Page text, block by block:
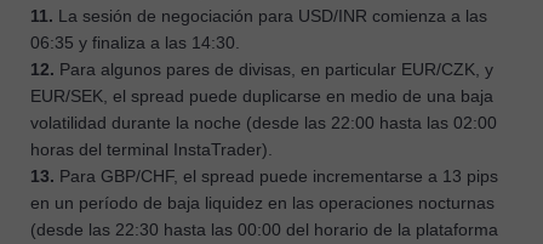
11. La sesión de negociación para USD/INR comienza a las
06:35 y finaliza a las 14:30.
12. Para algunos pares de divisas, en particular EUR/CZK, y
EUR/SEK, el spread puede duplicarse en medio de una baja
volatilidad durante la noche (desde las 22:00 hasta las 02:00
horas del terminal InstaTrader).
13. Para GBP/CHF, el spread puede incrementarse a 13 pips
en un período de baja liquidez en las operaciones nocturnas
(desde las 22:30 hasta las 00:00 del horario de la plataforma